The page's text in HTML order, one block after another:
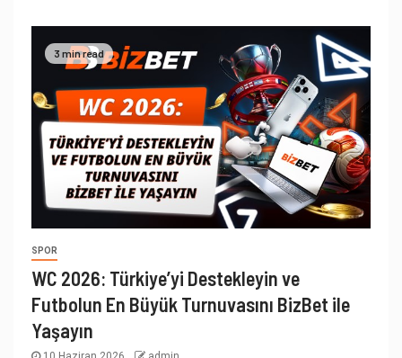
3 min read
SPOR
WC 2026: Türkiye’yi Destekleyin ve
Futbolun En Büyük Turnuvasını BizBet ile
Yaşayın